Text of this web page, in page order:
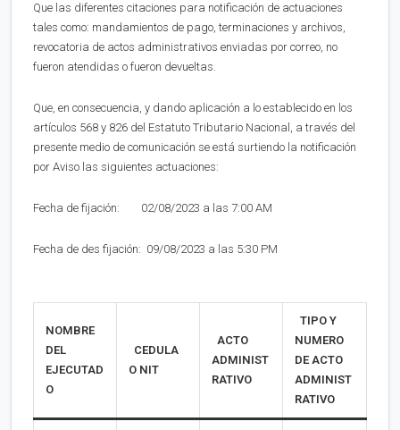
Que las diferentes citaciones para notificación de actuaciones
tales como: mandamientos de pago, terminaciones y archivos,
revocatoria de actos administrativos enviadas por correo, no
fueron atendidas o fueron devueltas.
Que, en consecuencia, y dando aplicación a lo establecido en los
artículos 568 y 826 del Estatuto Tributario Nacional, a través del
presente medio de comunicación se está surtiendo la notificación
por Aviso las siguientes actuaciones:
Fecha de fijación: 02/08/2023 a las 7:00 AM
Fecha de des fijación: 09/08/2023 a las 5:30 PM
NOMBRE
DEL
EJECUTAD
O
CEDULA
O NIT
ACTO
ADMINIST
RATIVO
TIPO Y
NUMERO
DE ACTO
ADMINIST
RATIVO